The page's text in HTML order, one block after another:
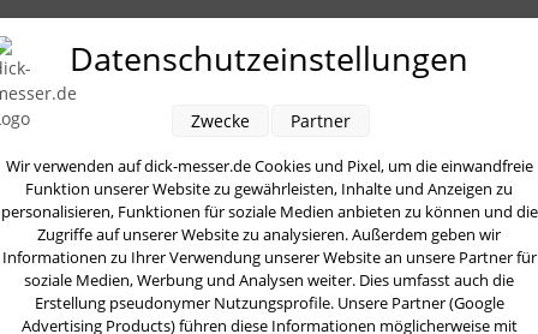
F. DICK
160 x 6,0
5er Pack
6,55 €*
F. DICK
Fleischhaken,
rostfrei 140 x 5,5
mm, 5er Pack
5,75 € *
F. DICK
Bogensäge 50
cm, mit
Schnellspannvorrichtung
94,63 €*
tlg.
Datenschutzeinstellungen
Wir verwenden auf dick-messer.de Cookies und Pixel, um die einwandfreie
Funktion unserer Website zu gewährleisten, Inhalte und Anzeigen zu
personalisieren, Funktionen für soziale Medien anbieten zu können und die
Zugriffe auf unserer Website zu analysieren. Außerdem geben wir
Informationen zu Ihrer Verwendung unserer Website an unsere Partner für
soziale Medien, Werbung und Analysen weiter. Dies umfasst auch die
Erstellung pseudonymer Nutzungsprofile. Unsere Partner (Google
Advertising Products) führen diese Informationen möglicherweise mit
Zwecke Partner